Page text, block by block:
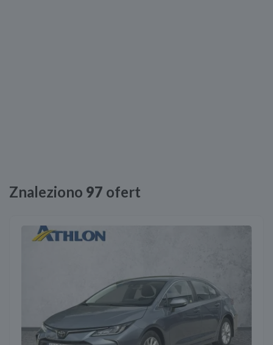
Znaleziono 97 ofert